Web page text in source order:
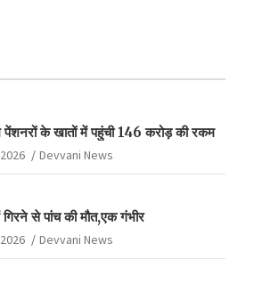
के खातों में पहुंची 146 करोड़ की रकम
Devvani News
से पांच की मौत,एक गंभीर
Devvani News